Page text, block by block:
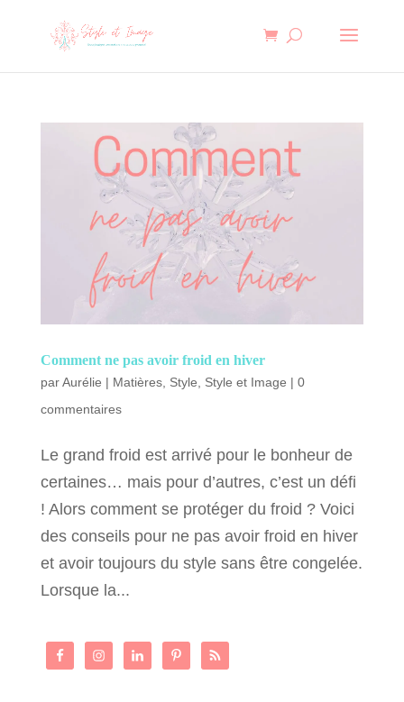
Comment ne pas avoir froid en hiver
parAurélie | Matières, Style Style et Image | 0
commentaires
Le grand froid est arrivé pour le bonheur de
certaines… mais pour d’autres, c’est un défi
! Alors comment se protéger du froid ? Voici
des conseils pour ne pas avoir froid en hiver
et avoir toujours du style sans être congelée.
Lorsque la...